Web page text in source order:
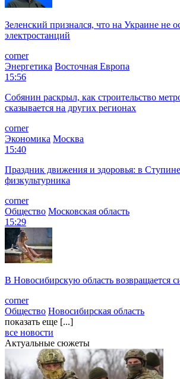
Зеленский признался, что на Украине не
электростанций
corner
Энергетика Восточная Европа
15:56
Собянин раскрыл, как строительство
сказывается на других регионах
corner
Экономика Москва
15:40
Праздник движения и здоровья: в
физкультурника
corner
Общество Московская область
15:29
В Новосибирскую область возвращается
corner
Общество Новосибирская область
показать еще [...]
все новости
Актуальные сюжеты